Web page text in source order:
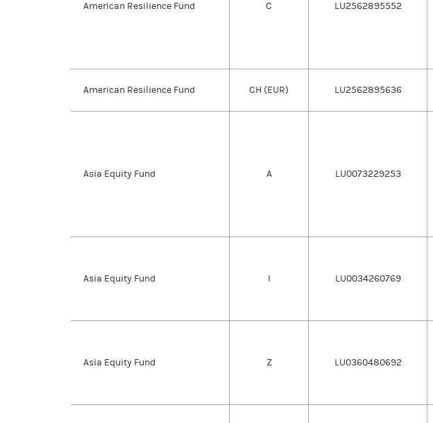
American Resilience Fund C LU2562895552
American Resilience Fund CH (EUR) LU2562895636
Asia Equity Fund A LU0073229253
Asia Equity Fund I LU0034260769
Asia Equity Fund Z LU0360480692